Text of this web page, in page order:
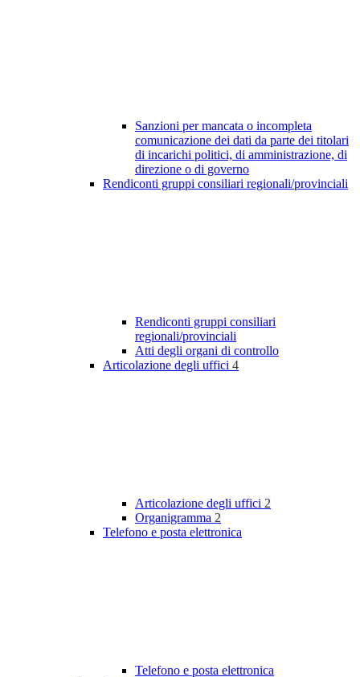
Sanzioni per mancata o incompleta
comunicazione dei dati da parte dei titolari
di incarichi politici, di amministrazione, di
direzione o di governo
Rendiconti gruppi consiliari regionali/provinciali
Rendiconti gruppi consiliari
regionali/provinciali
Atti degli organi di controllo
Articolazione degli uffici 4
Articolazione degli uffici 2
Organigramma 2
Telefono e posta elettronica
Telefono e posta elettronica